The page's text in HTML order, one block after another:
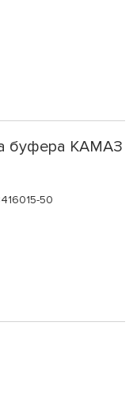
буфера КАМАЗ
50